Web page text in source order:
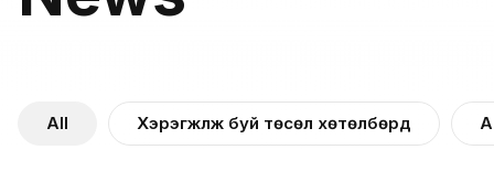
All Хэрэгжүүлж буй төсөл хөтөлбөрүүд